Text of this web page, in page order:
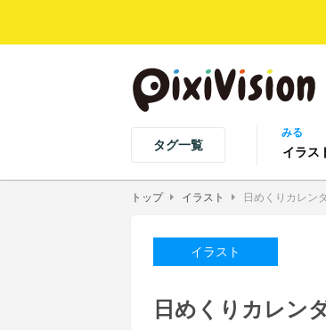
タグ一覧
みる
イラス
トップ イラスト 日めくりカレン
イラスト
日めくりカレン